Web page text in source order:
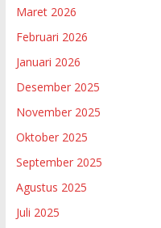
Maret 2026
Februari 2026
Januari 2026
Desember 2025
November 2025
Oktober 2025
September 2025
Agustus 2025
Juli 2025